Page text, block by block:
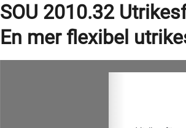
SOU 2010.32
En mer flexibel